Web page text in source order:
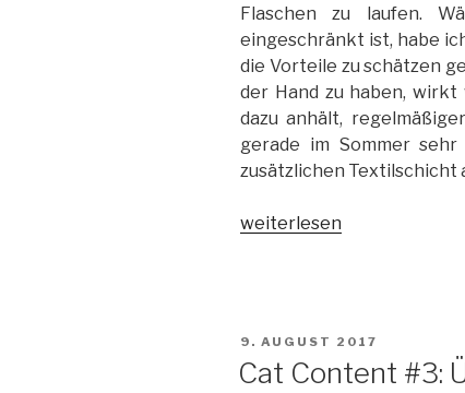
Flaschen zu laufen.
eingeschränkt ist, habe
die Vorteile zu schätzen
der Hand zu haben,
dazu anhält,
gerade im Sommer sehr
zusätzlichen Textilschicht
„Kein
weiterlesen
VERÖFFENTLICHT
AM
9. AUGUST 2017
Cat Content #3: